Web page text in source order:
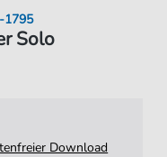
Solo
1795
Download